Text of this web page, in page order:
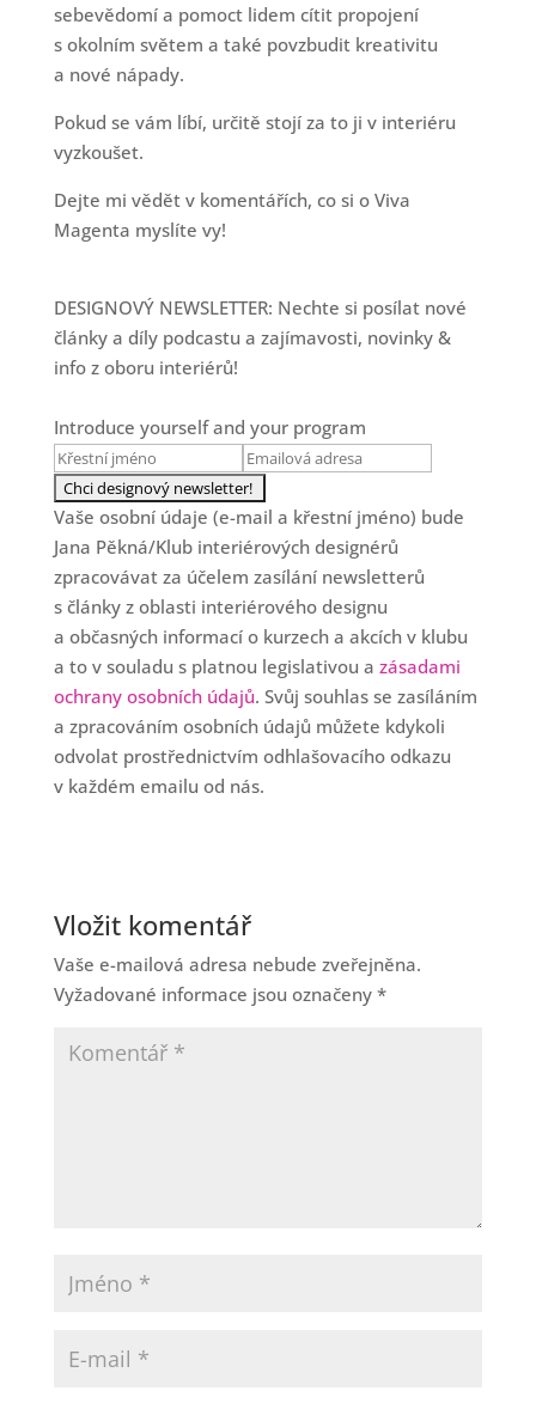
sebevědomí a pomoct lidem cítit propojení
s okolním světem a také povzbudit kreativitu
a nové nápady.
Pokud se vám líbí, určitě stojí za to ji v interiéru
vyzkoušet.
Dejte mi vědět v komentářích, co si o Viva
Magenta myslíte vy!
DESIGNOVÝ NEWSLETTER: Nechte si posílat nové
články a díly podcastu a zajímavosti, novinky &
info z oboru interiérů!
Introduce yourself and your program
Vaše osobní údaje (e-mail a křestní jméno) bude
Jana Pěkná/Klub interiérových designérů
zpracovávat za účelem zasílání newsletterů
s články z oblasti interiérového designu
a občasných informací o kurzech a akcích v klubu
a to v souladu s platnou legislativou a zásadami
ochrany osobních údajů. Svůj souhlas se zasíláním
a zpracováním osobních údajů můžete kdykoli
odvolat prostřednictvím odhlašovacího odkazu
v každém emailu od nás.
Vložit komentář
Vaše e-mailová adresa nebude zveřejněna.
Vyžadované informace jsou označeny *